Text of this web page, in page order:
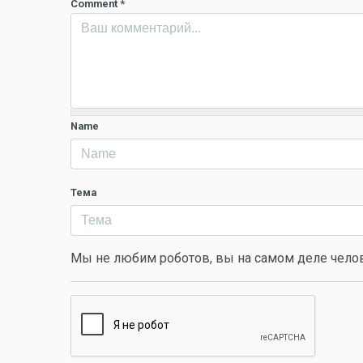
Comment *
Name
Тема
Мы не любим роботов, вы на самом деле